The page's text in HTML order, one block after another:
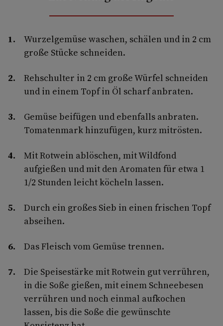
Wurzelgemüse waschen, schälen und in 2 cm
große Stücke schneiden.
Rehschulter in 2 cm große Würfel schneiden
und in einem Topf in Öl scharf anbraten.
Gemüse beifügen und ebenfalls anbraten.
Tomatenmark hinzufügen, kurz mitrösten.
Mit Rotwein ablöschen, mit Wildfond
aufgießen und mit den Aromaten für etwa 1
1/2 Stunden leicht köcheln lassen.
Durch ein großes Sieb in einen frischen Topf
abseihen.
Das Fleisch vom Gemüse trennen.
Die Speisestärke mit Rotwein gut verrühren,
in die Soße gießen, mit einem Schneebesen
verrühren und noch einmal aufkochen
lassen, bis die Soße die gewünschte